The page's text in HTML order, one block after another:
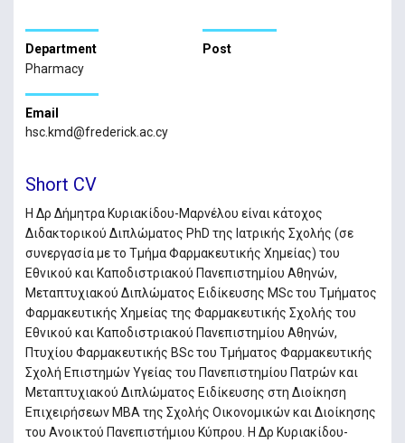
Department
Pharmacy
Post
Email
hsc.kmd@frederick.ac.cy
Short CV
Η Δρ Δήμητρα Κυριακίδου-Μαρνέλου είναι κάτοχος
Διδακτορικού Διπλώματος PhD της Ιατρικής Σχολής (σε
συνεργασία με το Τμήμα Φαρμακευτικής Χημείας) του
Εθνικού και Καποδιστριακού Πανεπιστημίου Αθηνών,
Μεταπτυχιακού Διπλώματος Ειδίκευσης MSc του Τμήματος
Φαρμακευτικής Χημείας της Φαρμακευτικής Σχολής του
Εθνικού και Καποδιστριακού Πανεπιστημίου Αθηνών,
Πτυχίου Φαρμακευτικής BSc του Τμήματος Φαρμακευτικής
Σχολή Επιστημών Υγείας του Πανεπιστημίου Πατρών και
Μεταπτυχιακού Διπλώματος Ειδίκευσης στη Διοίκηση
Επιχειρήσεων MBA της Σχολής Οικονομικών και Διοίκησης
του Ανοικτού Πανεπιστήμιου Κύπρου. Η Δρ Κυριακίδου-